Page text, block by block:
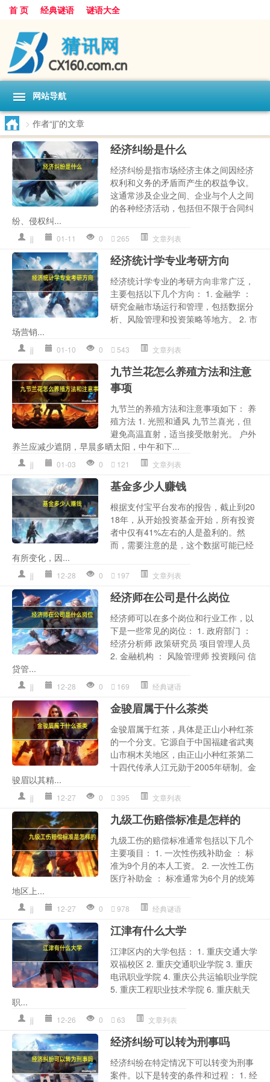
首 页 经典谜语 谜语大全
网站导航
> 作者“jj”的文章
经济纠纷是什么
经济纠纷是指市场经济主体之间因经济
权利和义务的矛盾而产生的权益争议。
这通常涉及企业之间、企业与个人之间
的各种经济活动，包括但不限于合同纠
纷、侵权纠...
jj 01-11 0 265 文章列表
经济统计学专业考研方向
经济统计学专业的考研方向非常广泛，
主要包括以下几个方向： 1. 金融学 ：
研究金融市场运行和管理，包括数据分
析、风险管理和投资策略等地方。 2. 市
场营销...
jj 01-10 0 543 文章列表
九节兰花怎么养殖方法和注意
事项
九节兰的养殖方法和注意事项如下： 养
殖方法 1. 光照和通风 九节兰喜光，但
避免高温直射，适当接受散射光。 户外
养兰应减少遮阴，早晨多晒太阳，中午和下...
jj 01-03 0 121 文章列表
基金多少人赚钱
根据支付宝平台发布的报告，截止到20
18年，从开始投资基金开始，所有投资
者中仅有41%左右的人是盈利的。然
而，需要注意的是，这个数据可能已经
有所变化，因...
jj 12-28 0 197 文章列表
经济师在公司是什么岗位
经济师可以在多个岗位和行业工作，以
下是一些常见的岗位： 1. 政府部门 ：
经济分析师 政策研究员 项目管理人员
2. 金融机构 ： 风险管理师 投资顾问 信
贷管...
jj 12-28 0 169 经典谜语
金骏眉属于什么茶类
金骏眉属于红茶，具体是正山小种红茶
的一个分支。它源自于中国福建省武夷
山市桐木关地区，由正山小种红茶第二
十四代传承人江元勋于2005年研制。金
骏眉以其精...
jj 12-27 0 395 文章列表
九级工伤赔偿标准是怎样的
九级工伤的赔偿标准通常包括以下几个
主要项目： 1. 一次性伤残补助金 ： 标
准为9个月的本人工资。 2. 一次性工伤
医疗补助金 ： 标准通常为6个月的统筹
地区上...
jj 12-27 0 978 经典谜语
江津有什么大学
江津区内的大学包括： 1. 重庆交通大学
双福校区 2. 重庆交通职业学院 3. 重庆
电讯职业学院 4. 重庆公共运输职业学院
5. 重庆工程职业技术学院 6. 重庆航天
职...
jj 12-26 0 63 文章列表
经济纠纷可以转为刑事吗
经济纠纷在特定情况下可以转变为刑事
案件。以下是转变的条件和过程： 1. 经